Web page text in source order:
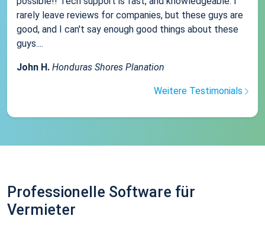
rarely leave reviews for companies, but these guys are
good, and I can't say enough good things about these
guys....
John H. Honduras Shores Planation
Weitere Testimonials
Professionelle Software für
Vermieter